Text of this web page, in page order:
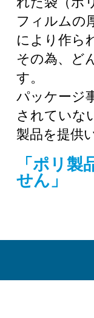
フィルムの
により作ら
その為、ど
す。
パッケージ
されていな
製品を提供
「ポリ
せん」